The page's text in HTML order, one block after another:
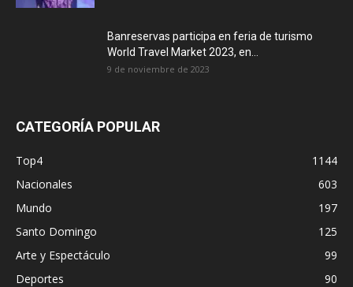
Banreservas participa en feria de turismo
World Travel Market 2023, en...
9 de noviembre de 2023
CATEGORÍA POPULAR
Top4
1144
Nacionales
603
Mundo
197
Santo Domingo
125
Arte y Espectáculo
99
Deportes
90